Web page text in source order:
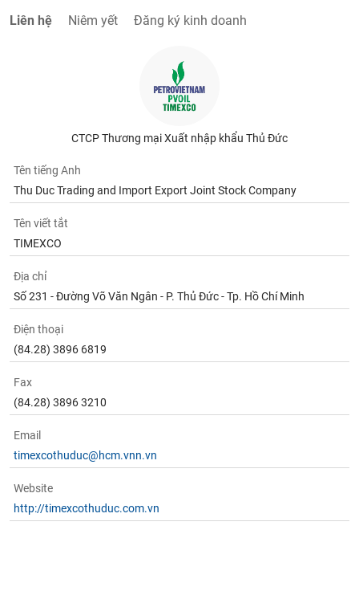
Liên hệ Niêm yết Đăng ký kinh doanh
CTCP Thương mại Xuất nhập khẩu Thủ Đức
Tên tiếng Anh
Thu Duc Trading and Import Export Joint Stock Company
Tên viết tắt
TIMEXCO
Địa chỉ
Số 231 - Đường Võ Văn Ngân - P. Thủ Đức - Tp. Hồ Chí Minh
Điện thoại
(84.28) 3896 6819
Fax
(84.28) 3896 3210
Email
timexcothuduc@hcm.vnn.vn
Website
http://timexcothuduc.com.vn